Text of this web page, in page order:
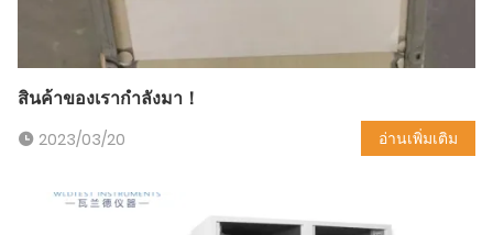
สินค้าของเรากำลังมา！
2023/03/20 อ่านเพิ่มเติม